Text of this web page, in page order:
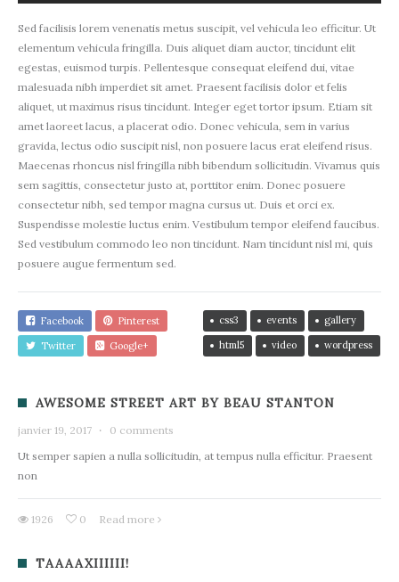
Sed facilisis lorem venenatis metus suscipit, vel vehicula leo efficitur. Ut
elementum vehicula fringilla. Duis aliquet diam auctor, tincidunt elit
egestas, euismod turpis. Pellentesque consequat eleifend dui, vitae
malesuada nibh imperdiet sit amet. Praesent facilisis dolor et felis
aliquet, ut maximus risus tincidunt. Integer eget tortor ipsum. Etiam sit
amet laoreet lacus, a placerat odio. Donec vehicula, sem in varius
gravida, lectus odio suscipit nisl, non posuere lacus erat eleifend risus.
Maecenas rhoncus nisl fringilla nibh bibendum sollicitudin. Vivamus quis
sem sagittis, consectetur justo at, porttitor enim. Donec posuere
consectetur nibh, sed tempor magna cursus ut. Duis et orci ex.
Suspendisse molestie luctus enim. Vestibulum tempor eleifend faucibus.
Sed vestibulum commodo leo non tincidunt. Nam tincidunt nisl mi, quis
posuere augue fermentum sed.
Facebook
Pinterest
Twitter
Google+
css3 events
gallery
html5
video wordpress
AWESOME STREET ART BY BEAU STANTON
janvier 19, 2017 ·
0 comments
Ut semper sapien a nulla sollicitudin, at tempus nulla efficitur. Praesent
non
1926 0 Read more
TAAAAXIIIIII!